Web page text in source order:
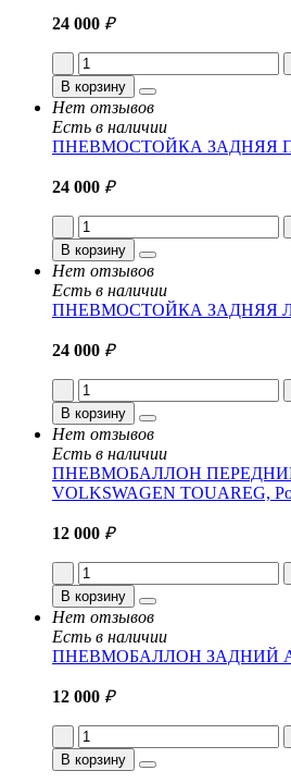
24 000 ₽
В корзину
Нет отзывов
Есть в наличии
ПНЕВМОСТОЙКА ЗАДНЯЯ
24 000 ₽
В корзину
Нет отзывов
Есть в наличии
ПНЕВМОСТОЙКА ЗАДНЯЯ
24 000 ₽
В корзину
Нет отзывов
Есть в наличии
ПНЕВМОБАЛЛОН
VOLKSWAGEN TOUAREG,
12 000 ₽
В корзину
Нет отзывов
Есть в наличии
ПНЕВМОБАЛЛОН ЗАДНИЙ
12 000 ₽
В корзину